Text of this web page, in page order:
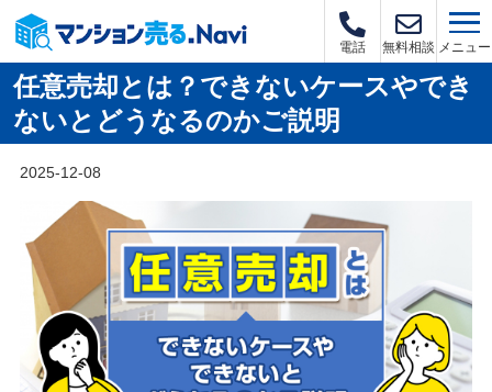
電話 無料相談 メニュー
任意売却とは？できないケースやでき
ないとどうなるのかご説明
2025-12-08